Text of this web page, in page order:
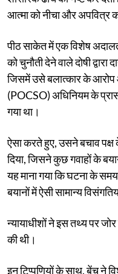
आत्मा को नीचा और अपवित्र
पीठ साकेत में एक विशेष
को चुनौती देने वाले दोषी
जिसमें उसे बलात्कार के आरोप
(POCSO) अधिनियम के
गया था।
ऐसा करते हुए, उसने बचाव
दिया, जिसने कुछ गवाहों के
यह माना गया कि घटना के
बयानों में ऐसी सामान्य
न्यायाधीशों ने इस तथ्य पर
की थी।
इन टिप्पणियों के साथ, बेंच ने